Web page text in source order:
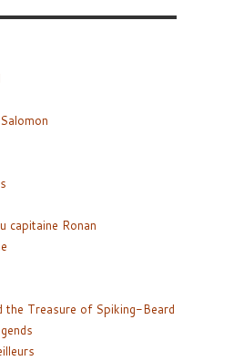
capitaine Ronan
the Treasure of Spiking-Beard